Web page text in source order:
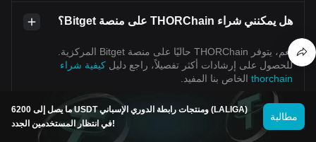
هل يمكنني شراء THORChain على منصة Bitget؟
نعم، يتوفر THORChain حاليًا على منصة Bitget المركزية.
للحصول على إرشادات أكثر تفصيلاً، راجع دليل كيفية شراء
thorchain الخاص بنا المفيد.
هل يمكنني تحقيق دخل ثابت من الاستثمار في
THORChain؟
ما يصل إلى 6200 USDT ومنتجات رابطة الدوري الإسباني (LALIGA)
في انتظار المستخدمين الجدد!
مطالبة